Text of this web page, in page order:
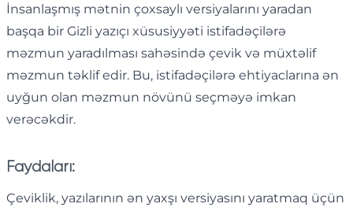
İnsanlaşmış mətnin çoxsaylı versiyalarını yaradan
başqa bir Gizli yazıçı xüsusiyyəti istifadəçilərə
məzmun yaradılması sahəsində çevik və müxtəlif
məzmun təklif edir. Bu, istifadəçilərə ehtiyaclarına ən
uyğun olan məzmun növünü seçməyə imkan
verəcəkdir.
Faydaları:
Çeviklik, yazılarının ən yaxşı versiyasını yaratmaq üçün